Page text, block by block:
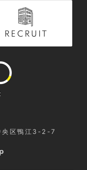
RECRUIT
央区鴨江3-2-7